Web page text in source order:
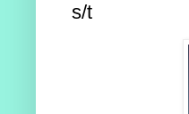
s/t